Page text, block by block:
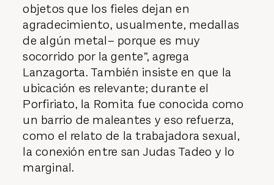
objetos que los fieles dejan en
agradecimiento, usualmente, medallas
de algún metal– porque es muy
socorrido por la gente”, agrega
Lanzagorta. También insiste en que la
ubicación es relevante; durante el
Porfiriato, la Romita fue conocida como
un barrio de maleantes y eso refuerza,
como el relato de la trabajadora sexual,
la conexión entre san Judas Tadeo y lo
marginal.